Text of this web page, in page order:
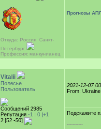
Откуда: Россия, Санкт-
Петербург
Профессия: манкунианец
Прогнозы
Vitalii
Полесье
Пользователь
Сообщений 2985
Репутация -1 | 0 |+1
2 [52 -50]
2021-12-07
From:
Подскажите
-----------